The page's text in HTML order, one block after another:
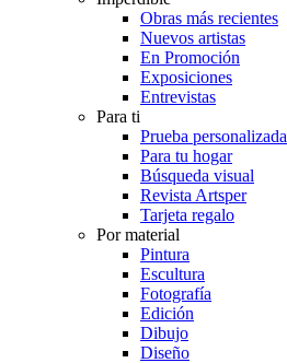
Obras más recientes
Nuevos artistas
En Promoción
Exposiciones
Entrevistas
Para ti
Prueba personalizada
Para tu hogar
Búsqueda visual
Revista Artsper
Tarjeta regalo
Por material
Pintura
Escultura
Fotografía
Edición
Dibujo
Diseño